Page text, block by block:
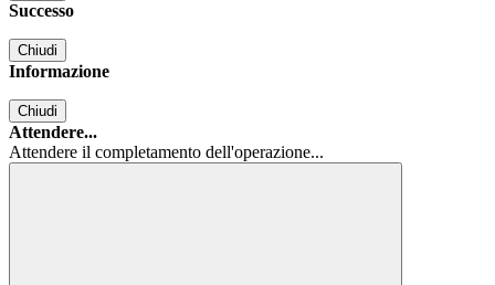
Successo
Chiudi
Informazione
Chiudi
Attendere...
Attendere il completamento dell'operazione...